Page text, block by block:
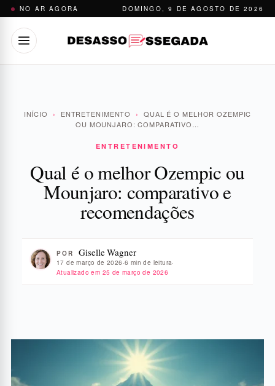
Pular
conteúdo
NO AR AGORA DOMINGO, 9 DE AGOSTO DE 2026
INÍCIO › ENTRETENIMENTO ›
QUAL É O MELHOR OZEMPIC
OU MOUNJARO: COMPARATIVO…
ENTRETENIMENTO
Qual é o melhor Ozempic ou
Mounjaro: comparativo e
recomendações
POR Giselle Wagner
17 de março de 2026 ·6 min de leitura·
Atualizado em 25 de março de 2026